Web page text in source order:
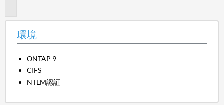
環境
ONTAP 9
CIFS
NTLM認証